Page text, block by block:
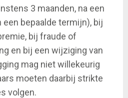
3 maanden, na een
bepaalde termijn), bij
bij fraude of
en bij een wijziging van
mag niet willekeurig
moeten daarbij strikte
volgen.